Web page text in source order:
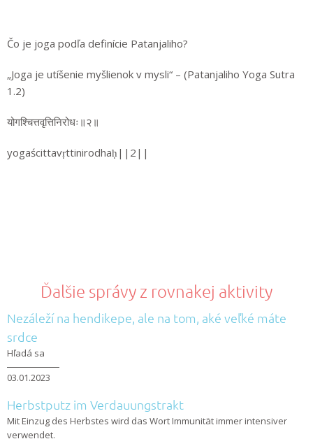
Čo je joga podľa definície Patanjaliho?
„Joga je utíšenie myšlienok v mysli“ – (Patanjaliho Yoga Sutra
1.2)
योगश्चित्तवृत्तिनिरोधः॥२॥
yogaścittavṛttinirodhaḥ||2||
Ďalšie správy z rovnakej aktivity
Nezáleží na hendikepe, ale na tom, aké veľké máte
srdce
Hľadá sa
03.01.2023
Herbstputz im Verdauungstrakt
Mit Einzug des Herbstes wird das Wort Immunität immer intensiver
verwendet.